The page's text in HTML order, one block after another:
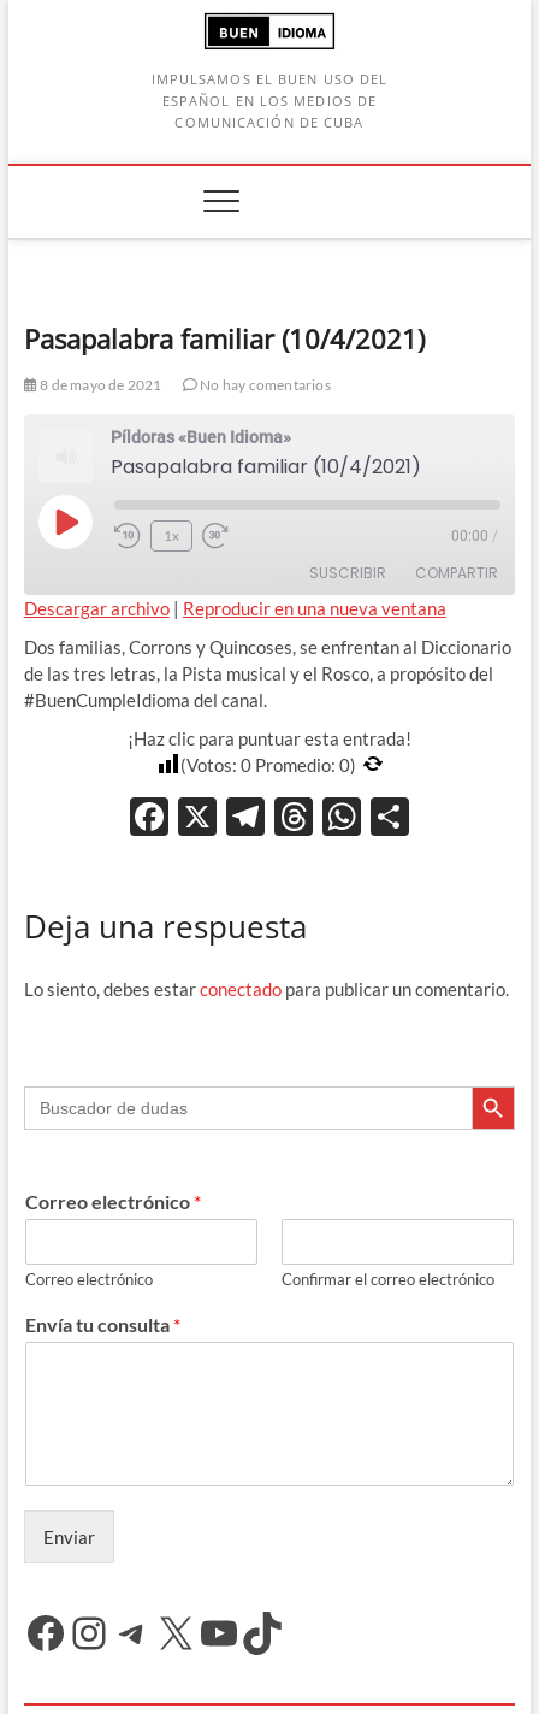
IMPULSAMOS EL BUEN USO DEL
ESPAÑOL EN LOS MEDIOS DE
COMUNICACIÓN DE CUBA
Pasapalabra familiar (10/4/2021)
8 de mayo de 2021 No hay comentarios
Píldoras «Buen Idioma»
Pasapalabra familiar (10/4/2021)
Play
Rewind
Seconds
1x
Adelanta
segundos
00:00 /
SUSCRIBIR COMPARTIR
FEED RSS
COMPAR
TIR
ENLACE
Descargar archivo| Reproducir en una nueva ventana
Dos familias, Corrons y Quincoses, se enfrentan al Diccionario
de las tres letras, la Pista musical y el Rosco, a propósito del
#BuenCumpleIdioma del canal.
¡Haz clic para puntuar esta entrada!
(Votos: 0Promedio: 0)
F
b
o
X T
gr
m
T
ds
W
p
ti
Deja una respuesta
Lo siento, debes estarconectadopara publicar un comentario.
Buscar: Botón de
Correo electrónico *
Correo electrónico Confirmar el correo electrónico
Envía tu consulta *
Enviar
Facebook
Instagram
Telegram
X YouTube
TikTok